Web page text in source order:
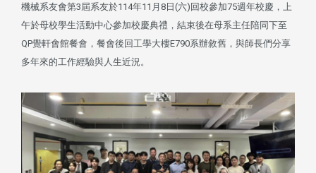
機械系友會第3屆系友於114年11月8日(六)回校參加75週年校慶，上
午於母校學生活動中心參加校慶典禮，結束後在母系主任陪同下至
QP覺軒會館餐會，餐會後回工學大樓E790系辦敘舊，與師長們分享
多年來的工作經驗與人生近況。